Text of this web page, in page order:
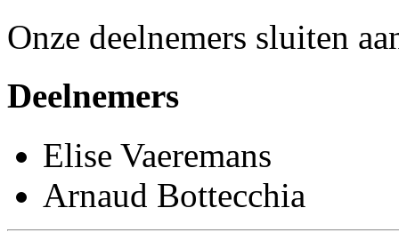
Onze deelnemers sluiten
Deelnemers
Elise Vaeremans
Arnaud Bottecchia